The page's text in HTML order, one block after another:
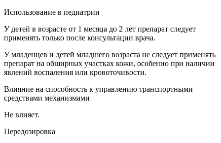
Использование в педиатрии
У детей в возрасте от 1 месяца до 2 лет препарат следует
применять только после консультации врача.
У младенцев и детей младшего возраста не следует применять
препарат на обширных участках кожи, особенно при наличии
явлений воспаления или кровоточивости.
Влияние на способность к управлению транспортными
средствами механизмами
Не влияет.
Передозировка